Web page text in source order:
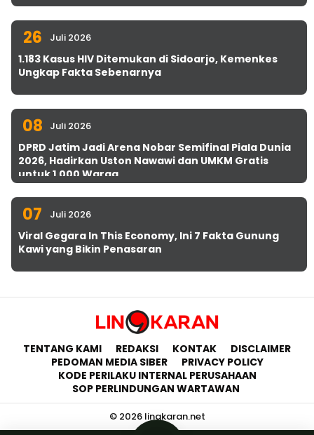
26 Juli 2026
1.183 Kasus HIV Ditemukan di Sidoarjo, Kemenkes
Ungkap Fakta Sebenarnya
08 Juli 2026
DPRD Jatim Jadi Arena Nobar Semifinal Piala Dunia
2026, Hadirkan Uston Nawawi dan UMKM Gratis
untuk 1.000 Warga
07 Juli 2026
Viral Gegara In This Economy, Ini 7 Fakta Gunung
Kawi yang Bikin Penasaran
TENTANG KAMI REDAKSI KONTAK
DISCLAIMER
PEDOMAN MEDIA SIBER
PRIVACY POLICY
KODE PERILAKU INTERNAL PERUSAHAAN
SOP PERLINDUNGAN WARTAWAN
© 2026 lingkaran.net